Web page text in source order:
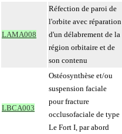
LAMA008
Réfection de paroi de
l'orbite avec réparation
d'un délabrement de la
région orbitaire et de
son contenu
LBCA003
Ostéosynthèse et/ou
suspension faciale
pour fracture
occlusofaciale de type
Le Fort I, par abord